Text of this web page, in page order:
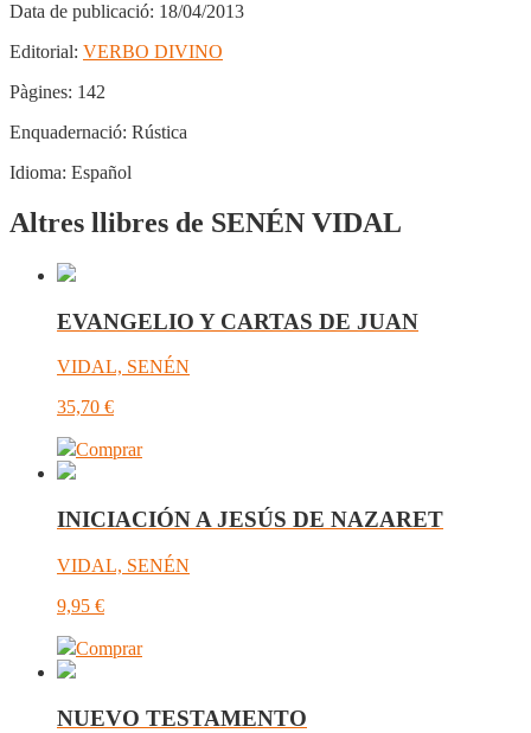
Data de publicació: 18/04/2013
Editorial: VERBO DIVINO
Pàgines: 142
Enquadernació: Rústica
Idioma: Español
Altres llibres de SENÉN VIDAL
EVANGELIO Y CARTAS DE JUAN
VIDAL, SENÉN
35,70 €
Comprar
INICIACIÓN A JESÚS DE NAZARET
VIDAL, SENÉN
9,95 €
Comprar
NUEVO TESTAMENTO